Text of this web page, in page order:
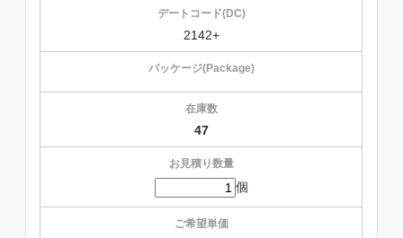
2142+
47
個